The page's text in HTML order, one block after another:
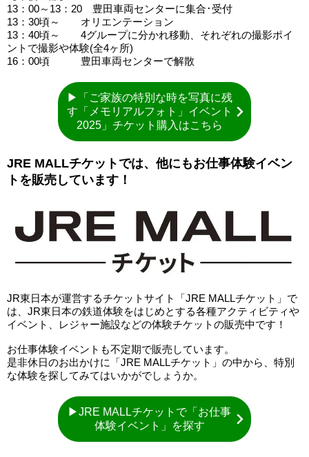
13：00～13：20 豊田車両センターに集合･受付
13：30頃～ オリエンテーション
13：40頃～ 4グループに分かれ移動、それぞれの撮影ポイ
ントで撮影や体験(全4ヶ所)
16：00頃 豊田車両センターで解散
▶「ご家族の特別な時を写真に残
す「メモリアルフォト」イベント
2025」チケット購入はこちら
JRE MALLチケットでは、他にもお仕事体験イベン
トを販売しています！
JR東日本が運営するチケットサイト「JRE MALLチケット」で
は、JR東日本の鉄道体験をはじめとする各種アクティビティや
イベント、レジャー施設などの体験チケットの販売中です！
お仕事体験イベントも不定期で販売しています。
是非休日のお出かけに「JRE MALLチケット」の中から、特別
な体験を探してみてはいかがでしょうか。
▶JRE MALLチケットで「お仕事
体験イベント」を探す